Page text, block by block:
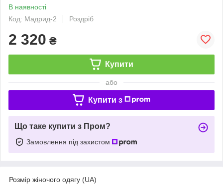
В наявності
Код: Мадрид-2
Роздріб
2 320 ₴
Купити
або
Купити з
Що таке купити з Пром?
Замовлення під захистом
Розмір жіночого одягу (UA)